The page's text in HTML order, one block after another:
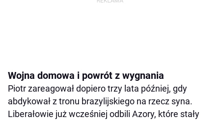
Wojna domowa i powrót z wygnania
Piotr zareagował dopiero trzy lata później, gdy
abdykował z tronu brazylijskiego na rzecz syna.
Liberałowie już wcześniej odbili Azory, które stały